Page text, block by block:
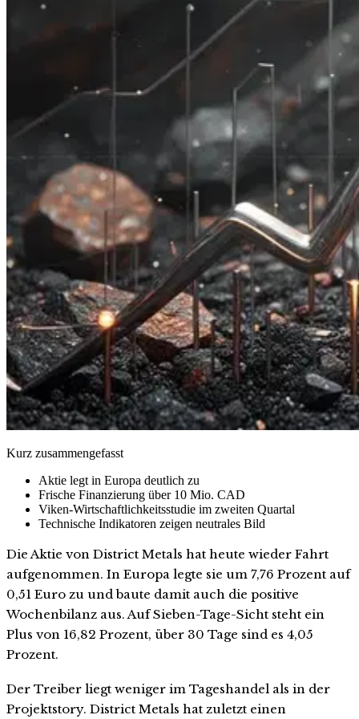
Kurz zusammengefasst
Aktie legt in Europa deutlich zu
Frische Finanzierung über 10 Mio. CAD
Viken-Wirtschaftlichkeitsstudie im zweiten Quartal
Technische Indikatoren zeigen neutrales Bild
Die Aktie von District Metals hat heute wieder Fahrt
aufgenommen. In Europa legte sie um 7,76 Prozent auf
0,51 Euro zu und baute damit auch die positive
Wochenbilanz aus. Auf Sieben-Tage-Sicht steht ein
Plus von 16,82 Prozent, über 30 Tage sind es 4,05
Prozent.
Der Treiber liegt weniger im Tageshandel als in der
Projektstory. District Metals hat zuletzt einen